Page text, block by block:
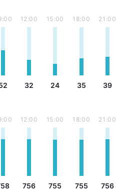
12:00
32
15:00
24
18:00
35
21:00
39
12:00
756
15:00
755
18:00
755
21:00
756